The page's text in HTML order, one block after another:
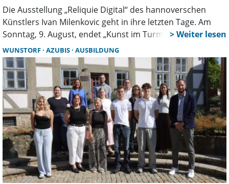
Die Ausstellung „Reliquie Digital“ des hannoverschen
Künstlers Ivan Milenkovic geht in ihre letzten Tage. Am
Sonntag, 9. August, endet „Kunst im Turm und in der
Kirche“ mit einer Finissage in der Stadtkirche. Besucher
können die Werke zuvor noch an mehreren Terminen
besichtigen.
WUNSTORF AZUBIS AUSBILDUNG